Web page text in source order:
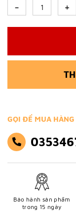
- +
GỌI ĐỂ MUA
Bảo hành sản phẩm
trong 15 ngày